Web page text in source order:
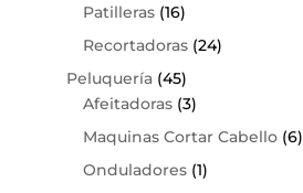
Patilleras (16)
Recortadoras (24)
Peluquería (45)
Afeitadoras (3)
Maquinas Cortar Cabello (6)
Onduladores (1)